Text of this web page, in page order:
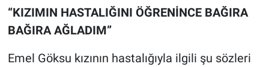
“KIZIMIN HASTALIĞINI ÖĞRENİNCE BAĞIRA
BAĞIRA AĞLADIM”
Emel Göksu kızının hastalığıyla ilgili şu sözleri
Spor
Teknoloji